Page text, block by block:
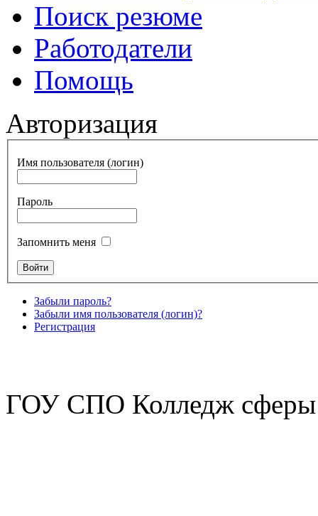
Поиск резюме
Работодатели
Помощь
Авторизация
Имя пользователя (логин)
Пароль
Запомнить меня
Забыли пароль?
Забыли имя пользователя (логин)?
Регистрация
ГОУ СПО Колледж сферы